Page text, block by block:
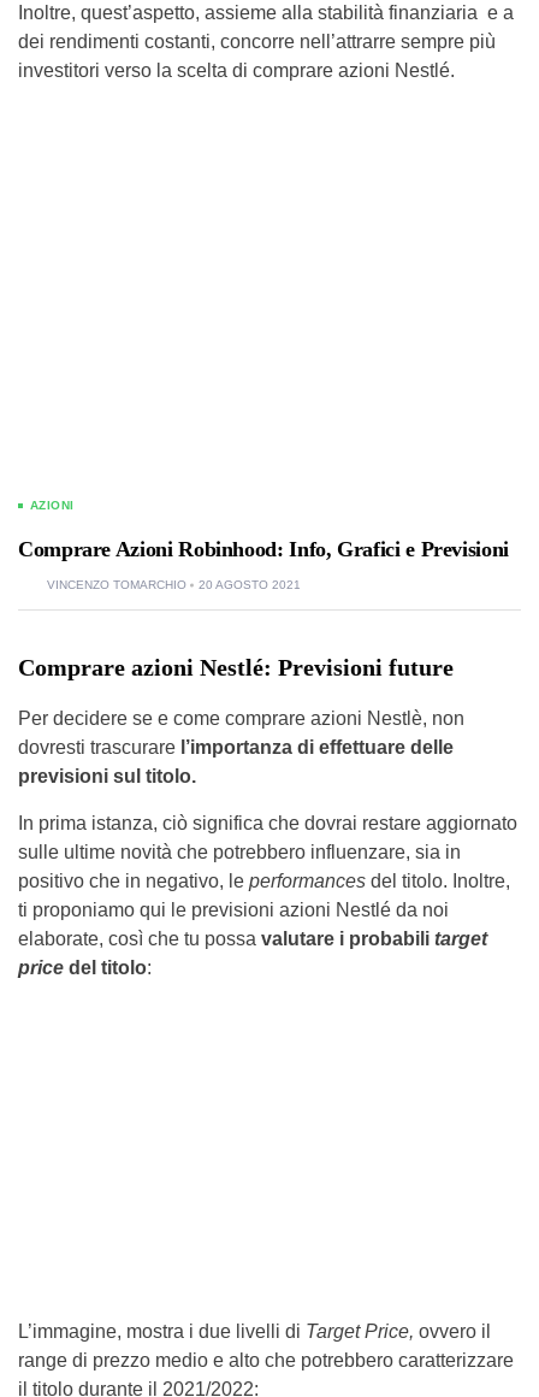
Inoltre, quest’aspetto, assieme alla stabilità finanziaria e a
dei rendimenti costanti, concorre nell’attrarre sempre più
investitori verso la scelta di comprare azioni Nestlé.
AZIONI
Comprare Azioni Robinhood: Info, Grafici e Previsioni
VINCENZO TOMARCHIO 20 AGOSTO 2021
Comprare azioni Nestlé: Previsioni future
Per decidere se e come comprare azioni Nestlè, non
dovresti trascurare l’importanza di effettuare delle
previsioni sul titolo.
In prima istanza, ciò significa che dovrai restare aggiornato
sulle ultime novità che potrebbero influenzare, sia in
positivo che in negativo, le performances del titolo. Inoltre,
ti proponiamo qui le previsioni azioni Nestlé da noi
elaborate, così che tu possa valutare i probabili target
price del titolo:
L’immagine, mostra i due livelli di Target Price, ovvero il
range di prezzo medio e alto che potrebbero caratterizzare
il titolo durante il 2021/2022: